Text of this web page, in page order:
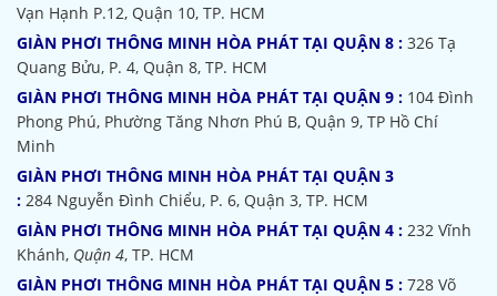
Vạn Hạnh P.12, Quận 10, TP. HCM
GIÀN PHƠI THÔNG MINH HÒA PHÁT TẠI QUẬN 8 : 326 Tạ
Quang Bửu, P. 4, Quận 8, TP. HCM
GIÀN PHƠI THÔNG MINH HÒA PHÁT TẠI QUẬN 9 : 104 Đình
Phong Phú, Phường Tăng Nhơn Phú B, Quận 9, TP Hồ Chí
Minh
GIÀN PHƠI THÔNG MINH HÒA PHÁT TẠI QUẬN 3
: 284 Nguyễn Đình Chiểu, P. 6, Quận 3, TP. HCM
GIÀN PHƠI THÔNG MINH HÒA PHÁT TẠI QUẬN 4 : 232 Vĩnh
Khánh, Quận 4, TP. HCM
GIÀN PHƠI THÔNG MINH HÒA PHÁT TẠI QUẬN 5 : 728 Võ